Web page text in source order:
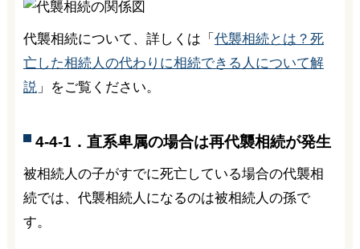
代襲相続について、詳しくは「 代襲相続とは？死
亡した相続人の代わりに相続できる人について解
説」をご覧ください。
4-4-1．直系卑属の場合は再代襲相続が発生
被相続人の子がすでに死亡している場合の代襲相
続では、代襲相続人になるのは被相続人の孫で
す。